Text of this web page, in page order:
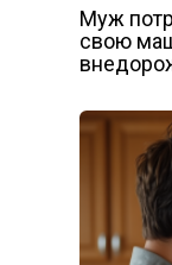
Муж
свою